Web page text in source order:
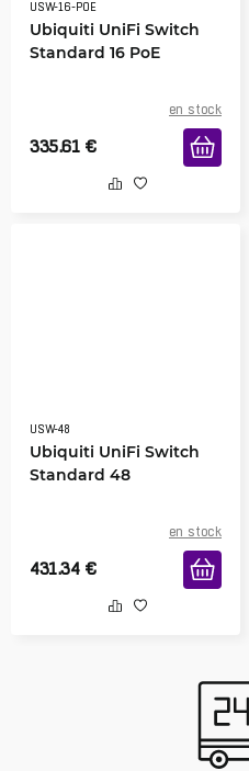
USW-16-POE
Ubiquiti UniFi Switch
Standard 16 PoE
en stock
335.61 €
USW-48
Ubiquiti UniFi Switch
Standard 48
en stock
431.34 €